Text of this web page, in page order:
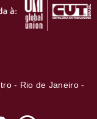
- Rio de Janeiro -